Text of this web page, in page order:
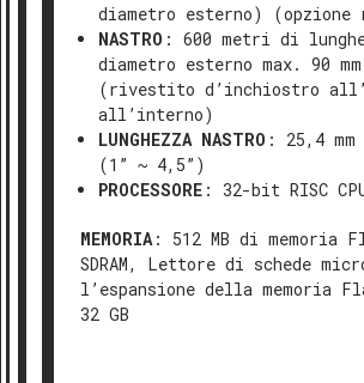
diametro esterno)
NASTRO : 600 metri di
diametro esterno max. 90
(rivestito d’inchiostro
all’interno)
LUNGHEZZA NASTRO : 25,4 mm
(1” ~ 4,5”)
PROCESSORE : 32-bit RISC
MEMORIA: 512 MB di memoria
SDRAM, Lettore di schede
l’espansione della memoria
32 GB